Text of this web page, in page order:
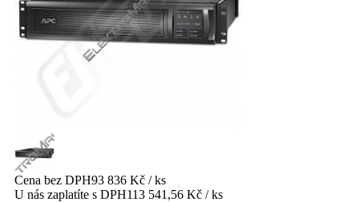
Cena bez DPH93 836 Kč / ks
U nás zaplatíte s DPH113 541,56 Kč / ks